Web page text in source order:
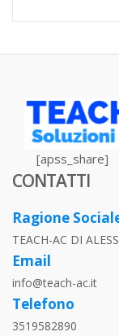
[apss_share]
CONTATTI
Ragione
TEACH-AC DI
Email
info@teach-ac.it
Telefono
3519582890